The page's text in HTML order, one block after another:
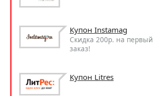
Купон Instamag
Скидка 200р. на первый
заказ!
Купон Litres